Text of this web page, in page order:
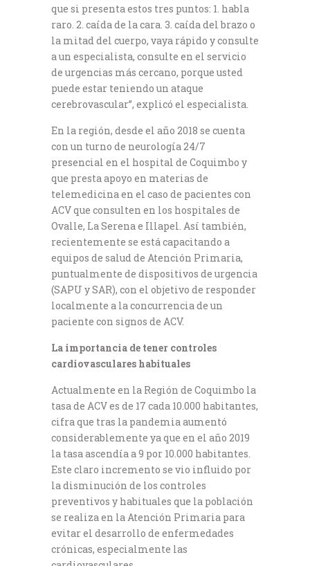
que si presenta estos tres puntos: 1. habla
raro. 2. caída de la cara. 3. caída del brazo o
la mitad del cuerpo, vaya rápido y consulte
a un especialista, consulte en el servicio
de urgencias más cercano, porque usted
puede estar teniendo un ataque
cerebrovascular”, explicó el especialista.
En la región, desde el año 2018 se cuenta
con un turno de neurología 24/7
presencial en el hospital de Coquimbo y
que presta apoyo en materias de
telemedicina en el caso de pacientes con
ACV que consulten en los hospitales de
Ovalle, La Serena e Illapel. Así también,
recientemente se está capacitando a
equipos de salud de Atención Primaria,
puntualmente de dispositivos de urgencia
(SAPU y SAR), con el objetivo de responder
localmente a la concurrencia de un
paciente con signos de ACV.
La importancia de tener controles
cardiovasculares habituales
Actualmente en la Región de Coquimbo la
tasa de ACV es de 17 cada 10.000 habitantes,
cifra que tras la pandemia aumentó
considerablemente ya que en el año 2019
la tasa ascendía a 9 por 10.000 habitantes.
Este claro incremento se vio influido por
la disminución de los controles
preventivos y habituales que la población
se realiza en la Atención Primaria para
evitar el desarrollo de enfermedades
crónicas, especialmente las